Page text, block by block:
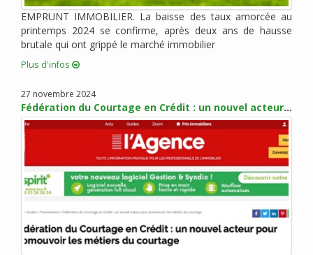
février 2021 (3)
janvier 2021 (2)
décembre 2020 (5)
novembre 2020 (2)
septembre 2020 (5)
août 2020 (2)
juillet 2020 (3)
juin 2020 (6)
mai 2020 (2)
avril 2020 (6)
mars 2020 (3)
février 2020 (1)
janvier 2020 (1)
EMPRUNT IMMOBILIER. La baisse des taux amorcée au
printemps 2024 se confirme, après deux ans de hausse
brutale qui ont grippé le marché immobilier
Plus d'infos
27 novembre 2024
Fédération du Courtage en Crédit : un nouvel acteur pour promouvoir les métiers du courtage